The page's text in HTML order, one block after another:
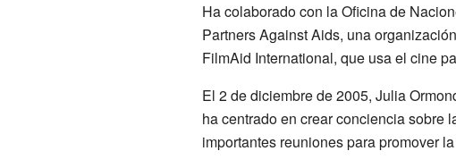
Ha colaborado con la Oficina de
Partners Against Aids, una
FilmAid International, que usa el cine
El 2 de diciembre de 2005, Julia
ha centrado en crear conciencia sobre
importantes reuniones para promover